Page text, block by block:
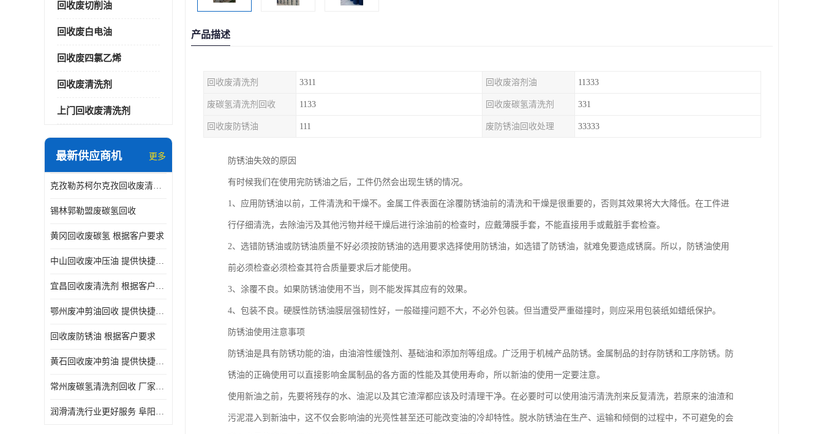
回收废切削油
回收废白电油
回收废四氯乙烯
回收废清洗剂
上门回收废清洗剂
最新供应商机 更多
克孜勒苏柯尔克孜回收废清洗剂
锡林郭勒盟废碳氢回收
黄冈回收废碳氢 根据客户要求
中山回收废冲压油 提供快捷上门处理
宜昌回收废清洗剂 根据客户要求
鄂州废冲剪油回收 提供快捷上门处理
回收废防锈油 根据客户要求
黄石回收废冲剪油 提供快捷上门处理
常州废碳氢清洗剂回收 厂家价格
润滑清洗行业更好服务 阜阳回收废防锈油
产品描述
回收废清洗剂 3311 回收废溶剂油 11333
废碳氢清洗剂回收 1133 回收废碳氢清洗剂 331
回收废防锈油 111 废防锈油回收处理 33333
防锈油失效的原因
有时候我们在使用完防锈油之后，工件仍然会出现生锈的情况。
1、应用防锈油以前，工件清洗和干燥不。金属工件表面在涂覆防锈油前的清洗和干燥是很重要的，否则其效果将大大降低。在工件进
行仔细清洗，去除油污及其他污物并经干燥后进行涂油前的检查时，应戴薄膜手套，不能直接用手或戴脏手套检查。
2、选错防锈油或防锈油质量不好必须按防锈油的选用要求选择使用防锈油，如选错了防锈油，就难免要造成锈腐。所以，防锈油使用
前必须检查必须检查其符合质量要求后才能使用。
3、涂覆不良。如果防锈油使用不当，则不能发挥其应有的效果。
4、包装不良。硬膜性防锈油膜层强韧性好，一般碰撞问题不大，不必外包装。但当遭受严重碰撞时，则应采用包装纸如蜡纸保护。
防锈油使用注意事项
防锈油是具有防锈功能的油，由油溶性缓蚀剂、基础油和添加剂等组成。广泛用于机械产品防锈。金属制品的封存防锈和工序防锈。防
锈油的正确使用可以直接影响金属制品的各方面的性能及其使用寿命，所以新油的使用一定要注意。
使用新油之前，先要将残存的水、油泥以及其它渣滓都应该及时清理干净。在必要时可以使用油污清洗剂来反复清洗，若原来的油渣和
污泥混入到新油中，这不仅会影响油的光亮性甚至还可能改变油的冷却特性。脱水防锈油在生产、运输和倾倒的过程中，不可避免的会